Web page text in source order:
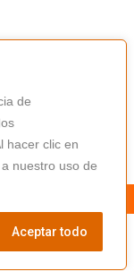
de
hacer clic en
nuestro uso de
Aceptar todo
sociales